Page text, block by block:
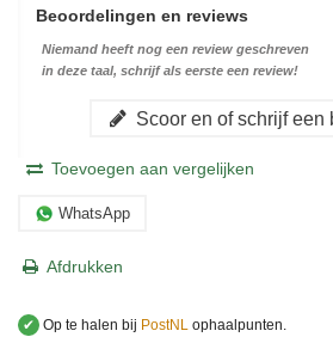
Beoordelingen en reviews
Niemand heeft nog een review geschreven
in deze taal, schrijf als eerste een review!
Scoor en of schrijf een
Toevoegen aan vergelijken
WhatsApp
Afdrukken
✔ Op te halen bij PostNL ophaalpunten.